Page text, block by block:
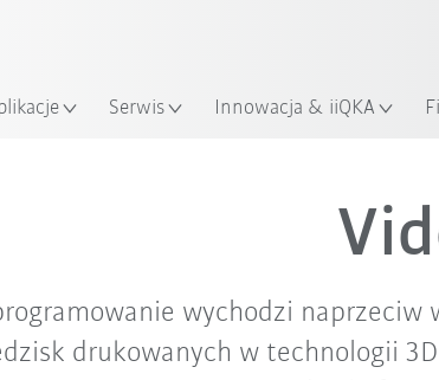
Serwis Innowacja & iiQKA
wychodzi naprzeciw
drukowanych w technologii